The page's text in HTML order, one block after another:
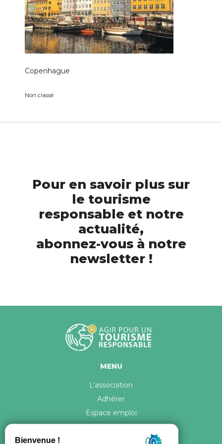
Copenhague
Non classé
Pour en savoir plus sur
le tourisme
responsable et notre
actualité,
abonnez-vous à notre
newsletter !
MENU
L’association
Adhérer
Espace emploi
Contact